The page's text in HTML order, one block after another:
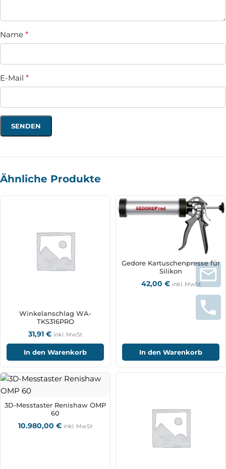
Name *
E-Mail *
Ähnliche Produkte
Winkelanschlag WA-
TKS316PRO
31,91 € inkl. MwSt
In den Warenkorb
Gedore Kartuschenpresse für
Silikon
42,00 € inkl. MwSt
In den Warenkorb
3D-Messtaster Renishaw OMP
60
10.980,00 € inkl. MwSt